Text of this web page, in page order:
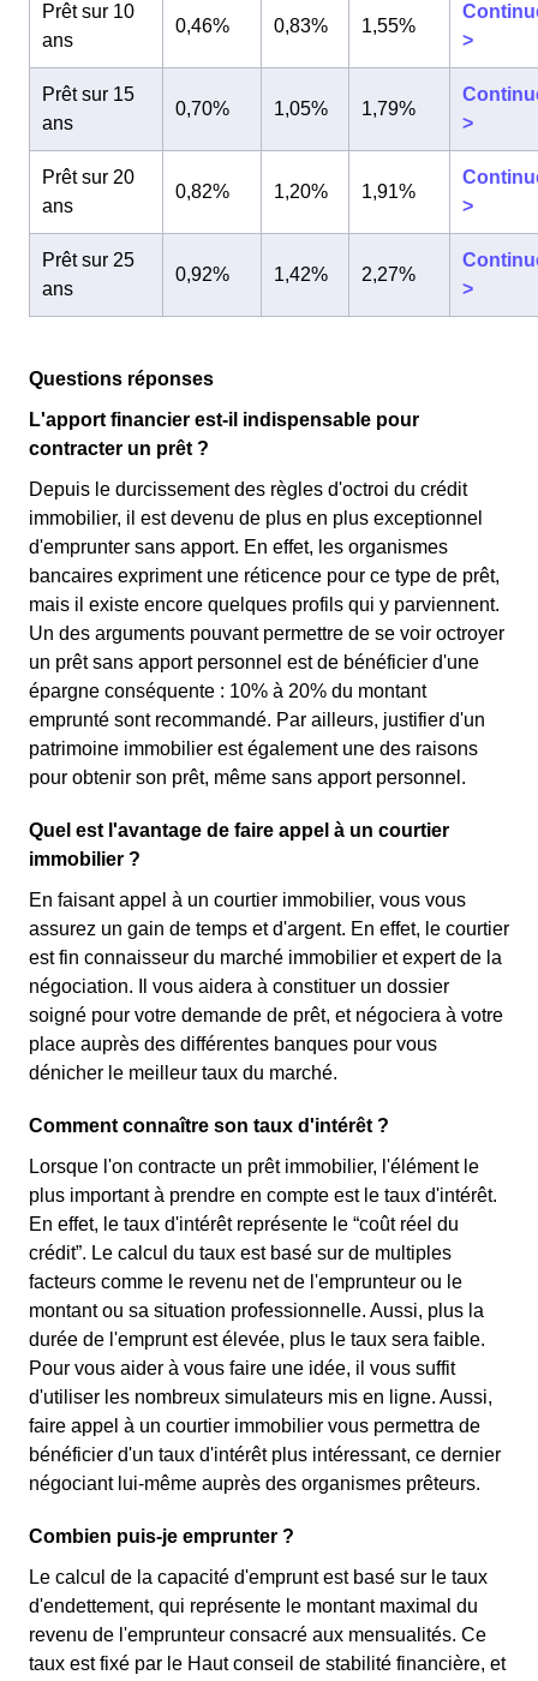
Prêt sur 10
ans
0,46% 0,83% 1,55%
>
Prêt sur 15
ans
0,70% 1,05% 1,79%
>
Prêt sur 20
ans
0,82% 1,20% 1,91%
>
Prêt sur 25
ans
0,92% 1,42% 2,27%
>
Questions réponses
L'apport financier est-il indispensable pour
contracter un prêt ?
Depuis le durcissement des règles d'octroi du crédit
immobilier, il est devenu de plus en plus exceptionnel
d'emprunter sans apport. En effet, les organismes
bancaires expriment une réticence pour ce type de prêt,
mais il existe encore quelques profils qui y parviennent.
Un des arguments pouvant permettre de se voir octroyer
un prêt sans apport personnel est de bénéficier d'une
épargne conséquente : 10% à 20% du montant
emprunté sont recommandé. Par ailleurs, justifier d'un
patrimoine immobilier est également une des raisons
pour obtenir son prêt, même sans apport personnel.
Quel est l'avantage de faire appel à un courtier
immobilier ?
En faisant appel à un courtier immobilier, vous vous
assurez un gain de temps et d'argent. En effet, le courtier
est fin connaisseur du marché immobilier et expert de la
négociation. Il vous aidera à constituer un dossier
soigné pour votre demande de prêt, et négociera à votre
place auprès des différentes banques pour vous
dénicher le meilleur taux du marché.
Comment connaître son taux d'intérêt ?
Lorsque l'on contracte un prêt immobilier, l'élément le
plus important à prendre en compte est le taux d'intérêt.
En effet, le taux d'intérêt représente le “coût réel du
crédit”. Le calcul du taux est basé sur de multiples
facteurs comme le revenu net de l'emprunteur ou le
montant ou sa situation professionnelle. Aussi, plus la
durée de l'emprunt est élevée, plus le taux sera faible.
Pour vous aider à vous faire une idée, il vous suffit
d'utiliser les nombreux simulateurs mis en ligne. Aussi,
faire appel à un courtier immobilier vous permettra de
bénéficier d'un taux d'intérêt plus intéressant, ce dernier
négociant lui-même auprès des organismes prêteurs.
Combien puis-je emprunter ?
Le calcul de la capacité d'emprunt est basé sur le taux
d'endettement, qui représente le montant maximal du
revenu de l'emprunteur consacré aux mensualités. Ce
taux est fixé par le Haut conseil de stabilité financière, et